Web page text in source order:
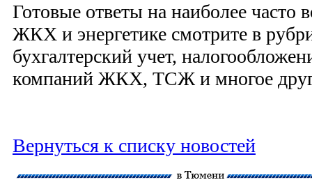
Готовые ответы на наиболее
ЖКХ и энергетике смотрите в
бухгалтерский учет,
компаний ЖКХ, ТСЖ и многое
Вернуться к списку новостей